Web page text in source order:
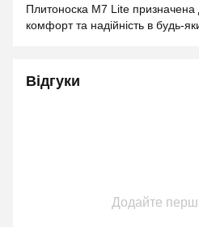
Плитоноска М7 Lite призначена
комфорт та надійність в будь-
Відгуки
Додайте